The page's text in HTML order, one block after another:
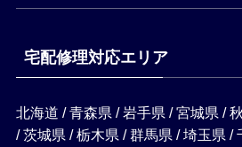
宅配修理対応エリア
北海道 / 青森県 / 岩手県 / 宮城県 /
/ 茨城県 / 栃木県 / 群馬県 / 埼玉県 /